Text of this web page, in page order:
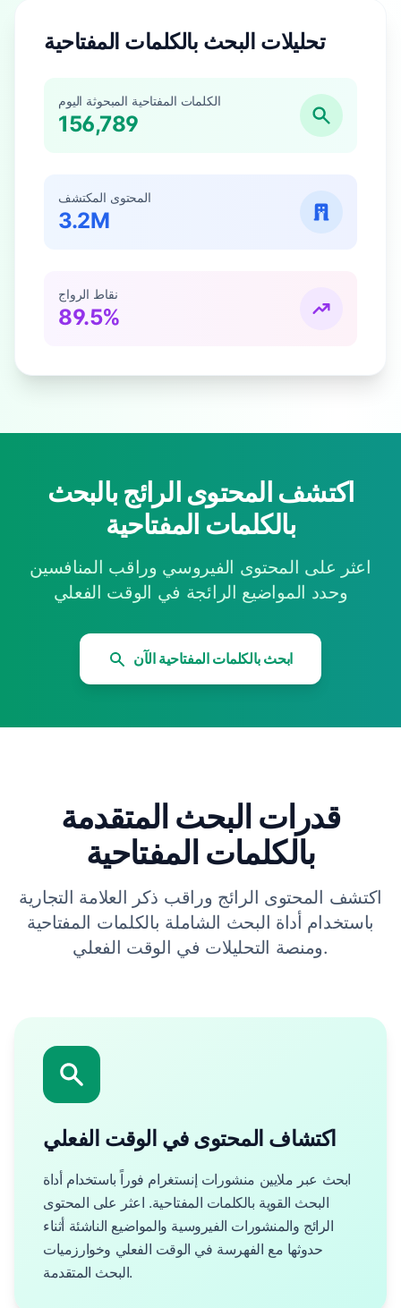
تحليلات البحث بالكلمات المفتاحية
الكلمات المفتاحية المبحوثة اليوم
156,789
المحتوى المكتشف
3.2M
نقاط الرواج
89.5%
اكتشف المحتوى الرائج بالبحث
بالكلمات المفتاحية
اعثر على المحتوى الفيروسي وراقب المنافسين
وحدد المواضيع الرائجة في الوقت الفعلي
ابحث بالكلمات المفتاحية الآن
قدرات البحث المتقدمة
بالكلمات المفتاحية
اكتشف المحتوى الرائج وراقب ذكر العلامة التجارية
باستخدام أداة البحث الشاملة بالكلمات المفتاحية
ومنصة التحليلات في الوقت الفعلي.
اكتشاف المحتوى في الوقت الفعلي
ابحث عبر ملايين منشورات إنستغرام فوراً باستخدام أداة
البحث القوية بالكلمات المفتاحية. اعثر على المحتوى
الرائج والمنشورات الفيروسية والمواضيع الناشئة أثناء
حدوثها مع الفهرسة في الوقت الفعلي وخوارزميات
البحث المتقدمة.